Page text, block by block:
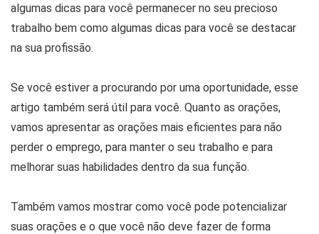
algumas dicas para você permanecer no seu precioso
trabalho bem como algumas dicas para você se destacar
na sua profissão.
Se você estiver a procurando por uma oportunidade, esse
artigo também será útil para você. Quanto as orações,
vamos apresentar as orações mais eficientes para não
perder o emprego, para manter o seu trabalho e para
melhorar suas habilidades dentro da sua função.
Também vamos mostrar como você pode potencializar
suas orações e o que você não deve fazer de forma